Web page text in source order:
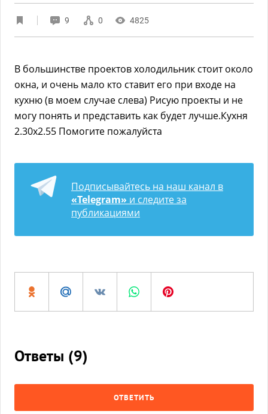
9 0 4825
В большинстве проектов холодильник стоит около
окна, и очень мало кто ставит его при входе на
кухню (в моем случае слева) Рисую проекты и не
могу понять и представить как будет лучше.Кухня
2.30х2.55 Помогите пожалуйста
Подписывайтесь на наш канал в
«Telegram» и следите за
публикациями
Ответы (9)
ОТВЕТИТЬ